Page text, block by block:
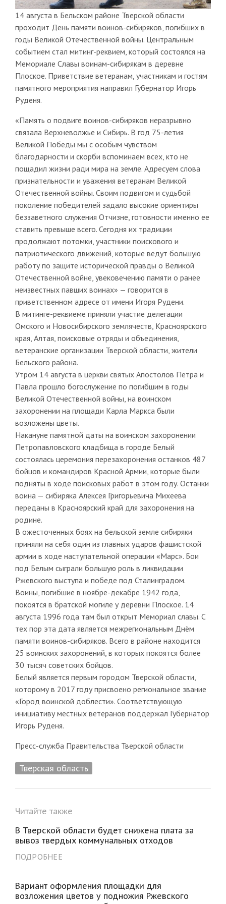
14 августа в Бельском районе Тверской области
проходит День памяти воинов-сибиряков, погибших в
годы Великой Отечественной войны. Центральным
событием стал митинг-реквием, который состоялся на
Мемориале Славы воинам-сибирякам в деревне
Плоское. Приветствие ветеранам, участникам и гостям
памятного мероприятия направил Губернатор Игорь
Руденя.
«Память о подвиге воинов-сибиряков неразрывно
связала Верхневолжье и Сибирь. В год 75-летия
Великой Победы мы с особым чувством
благодарности и скорби вспоминаем всех, кто не
пощадил жизни ради мира на земле. Адресуем слова
признательности и уважения ветеранам Великой
Отечественной войны. Своим подвигом и судьбой
поколение победителей задало высокие ориентиры
беззаветного служения Отчизне, готовности именно ее
ставить превыше всего. Сегодня их традиции
продолжают потомки, участники поискового и
патриотического движений, которые ведут большую
работу по защите исторической правды о Великой
Отечественной войне, увековечению памяти о ранее
неизвестных павших воинах» — говорится в
приветственном адресе от имени Игоря Рудени.
В митинге-реквиеме приняли участие делегации
Омского и Новосибирского землячеств, Красноярского
края, Алтая, поисковые отряды и объединения,
ветеранские организации Тверской области, жители
Бельского района.
Утром 14 августа в церкви святых Апостолов Петра и
Павла прошло богослужение по погибшим в годы
Великой Отечественной войны, на воинском
захоронении на площади Карла Маркса были
возложены цветы.
Накануне памятной даты на воинском захоронении
Петропавловского кладбища в городе Белый
состоялась церемония перезахоронения останков 487
бойцов и командиров Красной Армии, которые были
подняты в ходе поисковых работ в этом году. Останки
воина — сибиряка Алексея Григорьевича Михеева
переданы в Красноярский край для захоронения на
родине.
В ожесточенных боях на бельской земле сибиряки
приняли на себя один из главных ударов фашистской
армии в ходе наступательной операции «Марс». Бои
под Белым сыграли большую роль в ликвидации
Ржевского выступа и победе под Сталинградом.
Воины, погибшие в ноябре-декабре 1942 года,
покоятся в братской могиле у деревни Плоское. 14
августа 1996 года там был открыт Мемориал славы. С
тех пор эта дата является межрегиональным Днём
памяти воинов-сибиряков. Всего в районе находится
25 воинских захоронений, в которых покоятся более
30 тысяч советских бойцов.
Белый является первым городом Тверской области,
которому в 2017 году присвоено региональное звание
«Город воинской доблести». Соответствующую
инициативу местных ветеранов поддержал Губернатор
Игорь Руденя.
Пресс-служба Правительства Тверской области
Тверская область
Читайте также
В Тверской области будет снижена плата за
вывоз твердых коммунальных отходов
ПОДРОБНЕЕ
Вариант оформления площадки для
возложения цветов у подножия Ржевского